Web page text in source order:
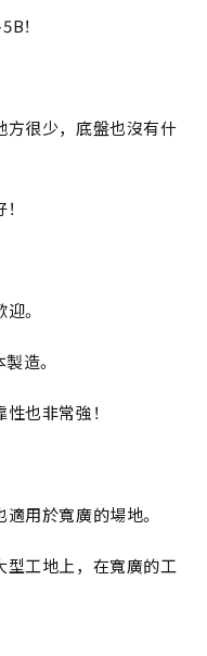
！
很少，底盤也沒有什
。
造。
也非常強！
用於寬廣的場地。
型工地上，在寬廣的工